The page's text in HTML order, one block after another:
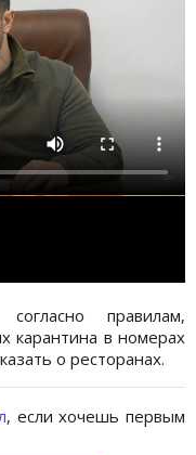
правилам,
карантина в номерах
о ресторанах.
, если хочешь первым